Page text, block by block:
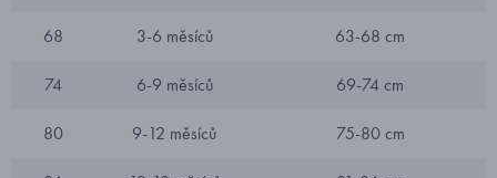
68 3-6 měsíců 63-68 cm
74 6-9 měsíců 69-74 cm
80 9-12 měsíců 75-80 cm